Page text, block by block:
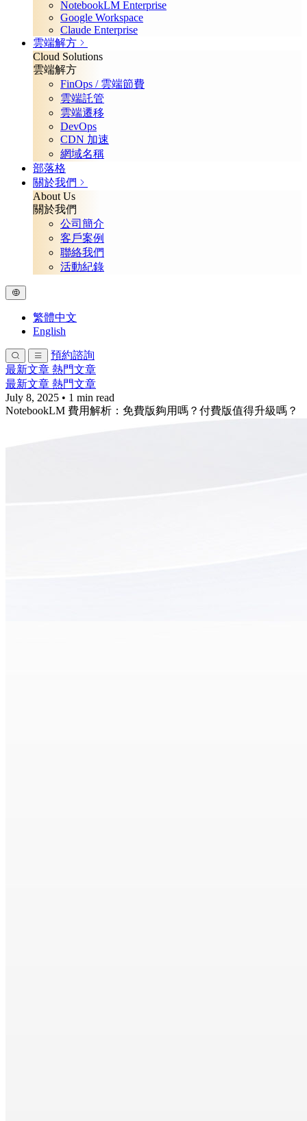
NotebookLM Enterprise
Google Workspace
Claude Enterprise
雲端解方
Cloud Solutions
雲端解方
FinOps / 雲端節費
雲端託管
雲端遷移
DevOps
CDN 加速
網域名稱
部落格
關於我們
About Us
關於我們
公司簡介
客戶案例
聯絡我們
活動紀錄
繁體中文
English
預約諮詢
最新文章 熱門文章
最新文章 熱門文章
July 8, 2025 • 1 min read
NotebookLM 費用解析：免費版夠用嗎？付費版值得升級嗎？